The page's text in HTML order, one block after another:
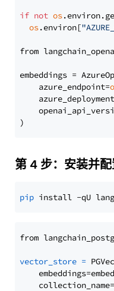
if not os
os.environ[
from
embeddings =
    azure_endpoint=
第 4 步：安装并
pip
from
vector_store =
    collection_name=